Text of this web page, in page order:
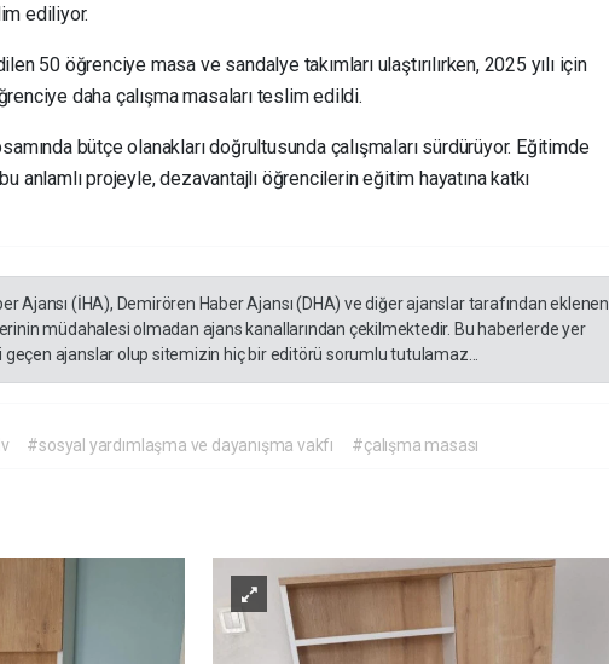
ediliyor.
50 öğrenciye masa ve sandalye takımları ulaştırılırken, 2025 yılı için
daha çalışma masaları teslim edildi.
bütçe olanakları doğrultusunda çalışmaları sürdürüyor. Eğitimde
anlamlı projeyle, dezavantajlı öğrencilerin eğitim hayatına katkı
Ajansı (İHA), Demirören Haber Ajansı (DHA) ve diğer ajanslar tarafından eklenen
müdahalesi olmadan ajans kanallarından çekilmektedir. Bu haberlerde yer
ajanslar olup sitemizin hiç bir editörü sorumlu tutulamaz...
#sosyal yardımlaşma ve dayanışma vakfı #çalışma masası